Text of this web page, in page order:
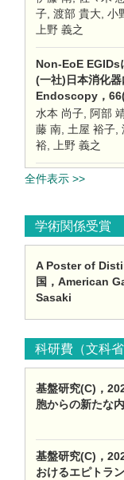
子, 渡部 貴大, 小
上野 義之
Non-EoE EGIDs
(一社)日本消化
Endoscopy，
水本 尚子, 阿部
藤 南, 土屋 裕子,
裕, 上野 義之
全件表示 >>
学術関係受賞
A Poster of
国，American
Sasaki
科研費（文科
基盤研究(C)，
胞からの新たな
基盤研究(C)，
おけるエピトラ